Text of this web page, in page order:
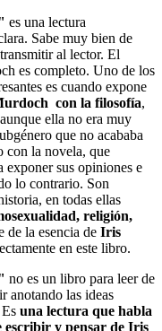
es una lectura
Sabe muy bien de
al lector. El
es completo. Uno de los
es cuando expone
con la filosofía,
ella no era muy
que no acababa
con la novela, que
exponer sus opiniones e
lo contrario. Son
en todas ellas
religión,
de la esencia de Iris
en este libro.
no es un libro para leer de
anotando las ideas
una lectura que habla
escribir y pensar de Iris